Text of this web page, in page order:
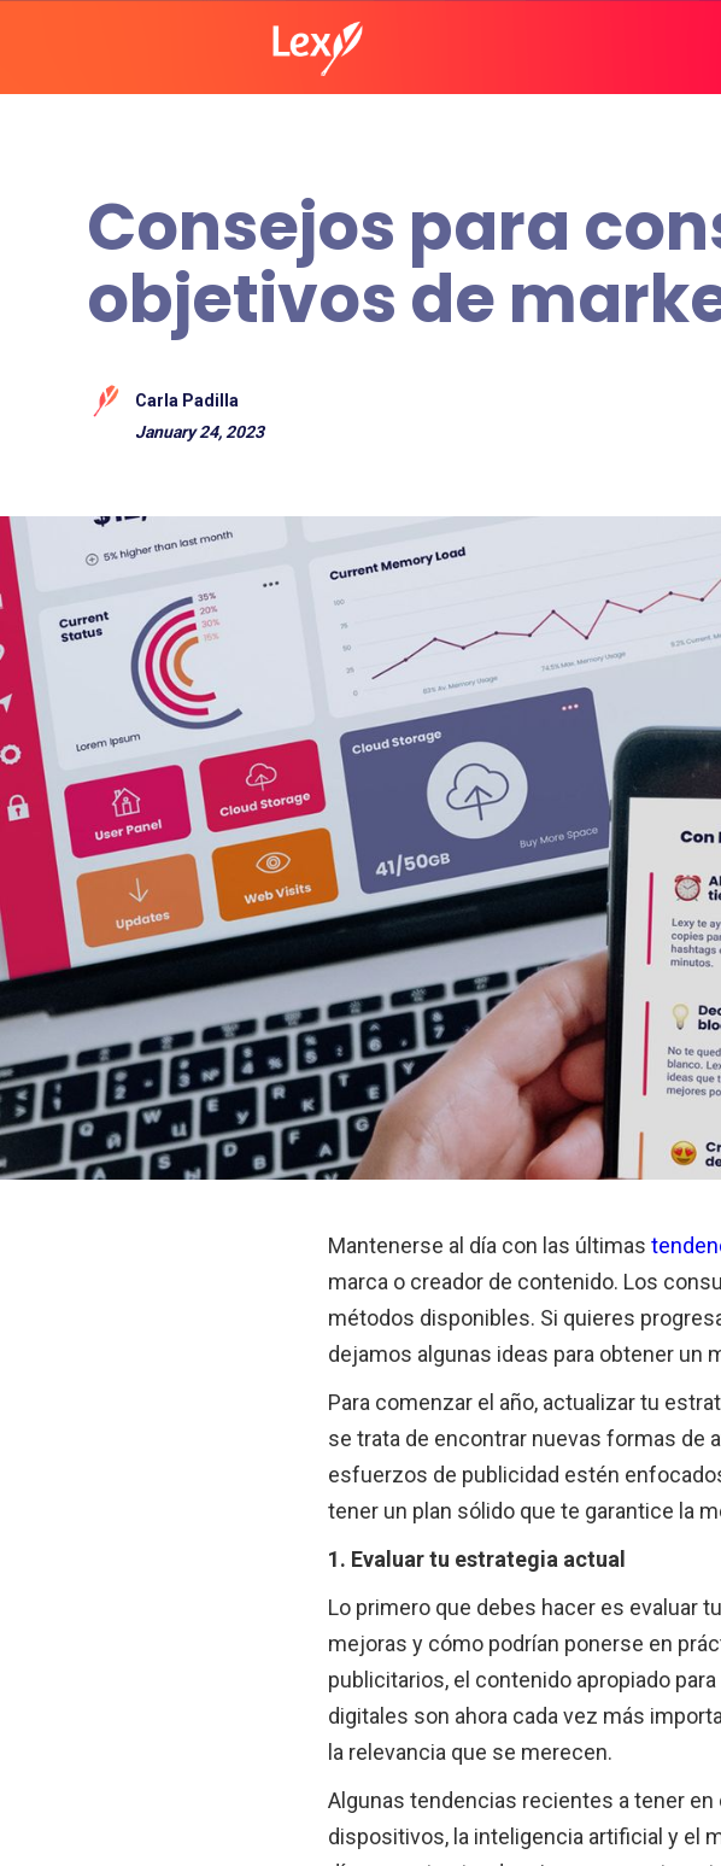
Consejos para
objetivos de
Carla Padilla
January 24, 2023
Mantenerse al día con las últimas
marca o creador de contenido. Los
métodos disponibles. Si quieres
dejamos algunas ideas para obtener un
Para comenzar el año, actualizar tu
se trata de encontrar nuevas formas de
esfuerzos de publicidad estén
tener un plan sólido que te garantice la
1. Evaluar tu estrategia actual
Lo primero que debes hacer es evaluar
mejoras y cómo podrían ponerse en
publicitarios, el contenido apropiado
digitales son ahora cada vez más
la relevancia que se merecen.
Algunas tendencias recientes a tener
dispositivos, la inteligencia artificial y el